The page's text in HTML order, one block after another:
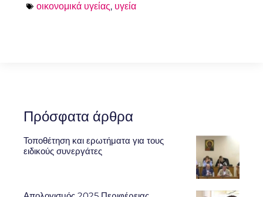
οικονομικά υγείας, υγεία
Πρόσφατα άρθρα
Τοποθέτηση και ερωτήματα για τους
ειδικούς συνεργάτες